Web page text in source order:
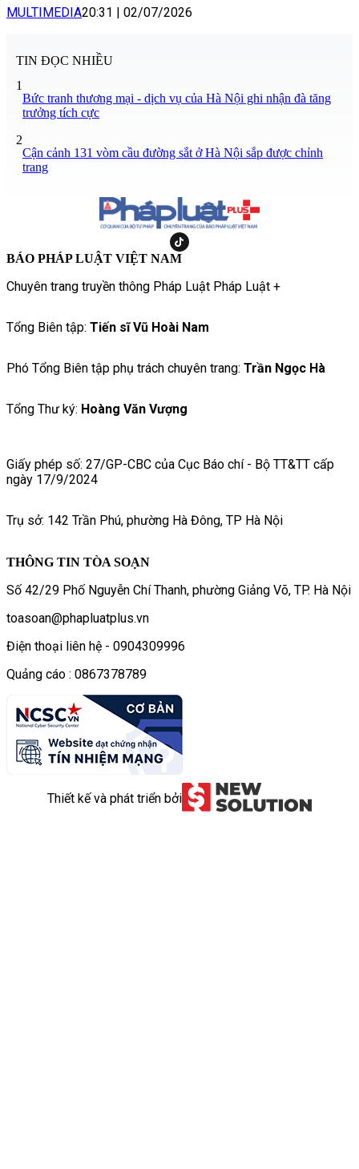
MULTIMEDIA20:31 | 02/07/2026
TIN ĐỌC NHIỀU
1
Bức tranh thương mại - dịch vụ của Hà Nội ghi nhận đà tăng
trưởng tích cực
2
Cận cảnh 131 vòm cầu đường sắt ở Hà Nội sắp được chỉnh
trang
BÁO PHÁP LUẬT VIỆT NAM
Chuyên trang truyền thông Pháp Luật Pháp Luật +
Tổng Biên tập: Tiến sĩ Vũ Hoài Nam
Phó Tổng Biên tập phụ trách chuyên trang: Trần Ngọc Hà
Tổng Thư ký: Hoàng Văn Vượng
Giấy phép số: 27/GP-CBC của Cục Báo chí - Bộ TT&TT cấp
ngày 17/9/2024
Trụ sở: 142 Trần Phú, phường Hà Đông, TP Hà Nội
THÔNG TIN TÒA SOẠN
Số 42/29 Phố Nguyễn Chí Thanh, phường Giảng Võ, TP. Hà Nội
toasoan@phapluatplus.vn
Điện thoại liên hệ - 0904309996
Quảng cáo : 0867378789
Thiết kế và phát triển bởi